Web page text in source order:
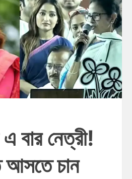
বার নেত্রী!
আসতে চান